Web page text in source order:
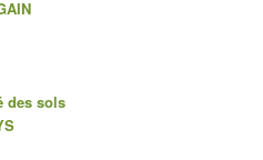
des sols